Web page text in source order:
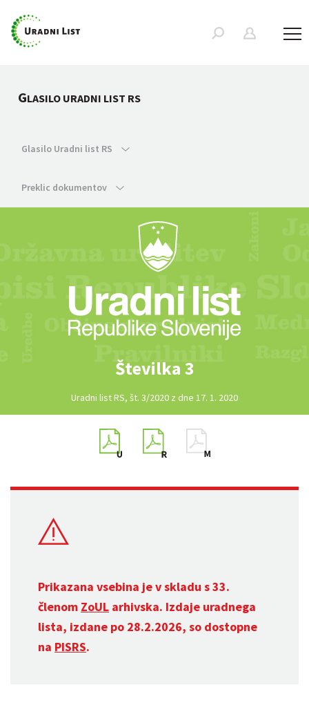
GLASILO URADNI LIST RS
Glasilo Uradni list RS
Preklic dokumentov
Številka 3
Uradni list RS, št. 3/2020 z dne 17. 1. 2020
Prikazana vsebina je v skladu s 33.
členom ZoUL arhivska. Izdaje uradnega
lista, izdane po 28.2.2026, so dostopne
na PISRS.